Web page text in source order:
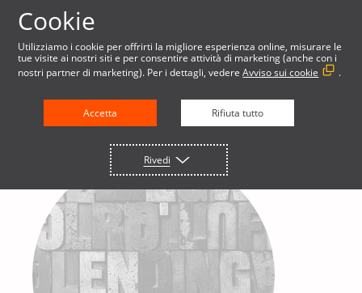
Cookie
Utilizziamo i cookie per offrirti la migliore esperienza online, misurare le
tue visite ai nostri siti e per consentire attività di marketing (anche con i
nostri partner di marketing). Per i dettagli, vedereAvviso sui cookie .
Accetta Rifiuta tutto
Rivedi